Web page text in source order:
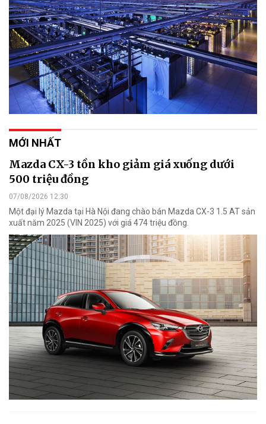
MỚI NHẤT
Mazda CX-3 tồn kho giảm giá xuống dưới
500 triệu đồng
07/08/2026 12:30
Một đại lý Mazda tại Hà Nội đang chào bán Mazda CX-3 1.5 AT sản
xuất năm 2025 (VIN 2025) với giá 474 triệu đồng.